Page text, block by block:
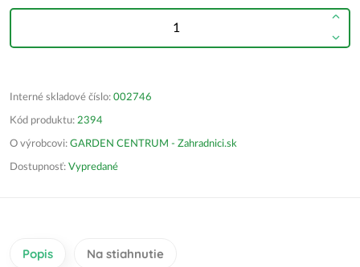
Interné skladové číslo: 002746
Kód produktu: 2394
O výrobcovi: GARDEN CENTRUM - Zahradnici.sk
Dostupnosť: Vypredané
Popis Na stiahnutie